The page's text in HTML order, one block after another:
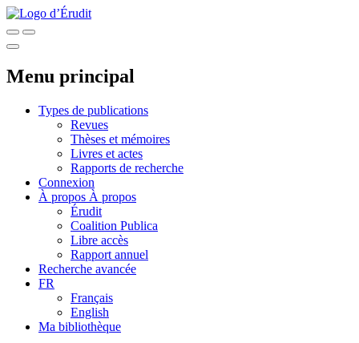
Menu principal
Types de publications
Revues
Thèses et mémoires
Livres et actes
Rapports de recherche
Connexion
À propos À propos
Érudit
Coalition Publica
Libre accès
Rapport annuel
Recherche avancée
FR
Français
English
Ma bibliothèque